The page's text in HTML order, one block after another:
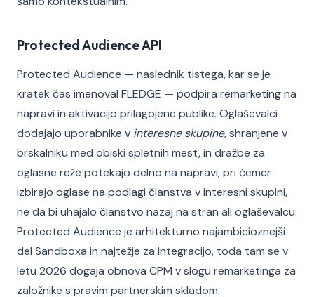
Protected Audience API
Protected Audience — naslednik tistega, kar se je
kratek čas imenoval FLEDGE — podpira remarketing na
napravi in aktivacijo prilagojene publike. Oglaševalci
dodajajo uporabnike v interesne skupine, shranjene v
brskalniku med obiski spletnih mest, in dražbe za
oglasne reže potekajo delno na napravi, pri čemer
izbirajo oglase na podlagi članstva v interesni skupini,
ne da bi uhajalo članstvo nazaj na stran ali oglaševalcu.
Protected Audience je arhitekturno najambicioznejši
del Sandboxa in najtežje za integracijo, toda tam se v
letu 2026 dogaja obnova CPM v slogu remarketinga za
založnike s pravim partnerskim skladom.